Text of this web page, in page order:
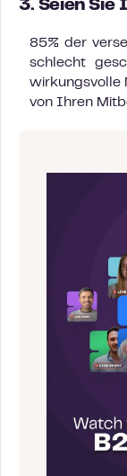
3. Seien Sie
85% der
schlecht
wirkungsvolle
von Ihren